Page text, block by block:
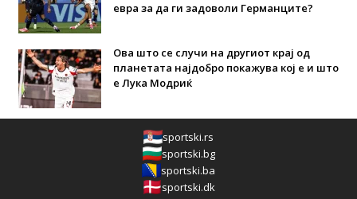
евра за да ги задоволи Германците?
Ова што се случи на другиот крај од
планетата најдобро покажува кој е и што
е Лука Модриќ
sportski.rs
sportski.bg
sportski.ba
sportski.dk